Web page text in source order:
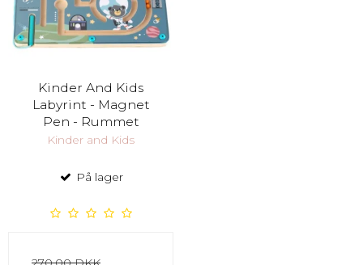
Kinder And Kids
Labyrint - Magnet
Pen - Rummet
Kinder and Kids
På lager